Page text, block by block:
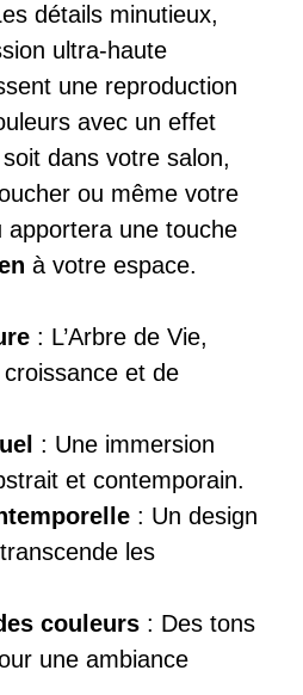
détails minutieux,
ultra-haute
une reproduction
avec un effet
dans votre salon,
ou même votre
apportera une touche
à votre espace.
: L’Arbre de Vie,
et de
: Une immersion
et contemporain.
: Un design
les
couleurs : Des tons
une ambiance